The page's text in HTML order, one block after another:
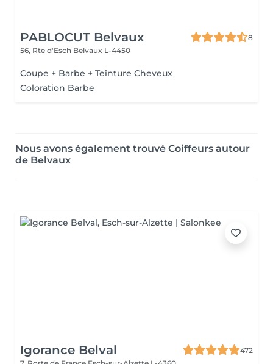
PABLOCUT Belvaux
8
56, Rte d'Esch Belvaux L-4450
Coupe + Barbe + Teinture Cheveux
Coloration Barbe
Nous avons également trouvé Coiffeurs autour
de Belvaux
Igorance Belval
472